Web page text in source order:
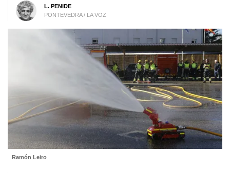
L. PENIDE
PONTEVEDRA / LA VOZ
Ramón Leiro